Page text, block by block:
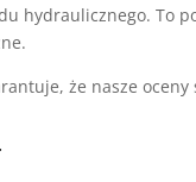
hydraulicznego. To
że nasze oceny